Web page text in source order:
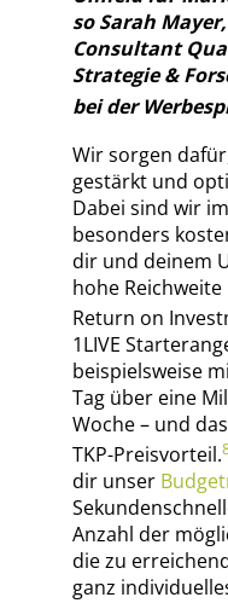
so Sarah
Consultant
Strategie &
bei der
Wir sorgen
gestärkt und
Dabei sind wir
besonders
dir und deinem
hohe
Return on
1LIVE
beispielsweise
Tag über eine
Woche – und
TKP-Preisvorteil.
dir unser
Anzahl der
die zu
ganz